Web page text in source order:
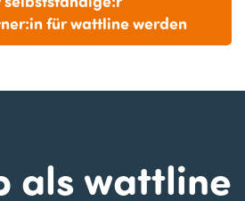
für wattline werden
als wattline